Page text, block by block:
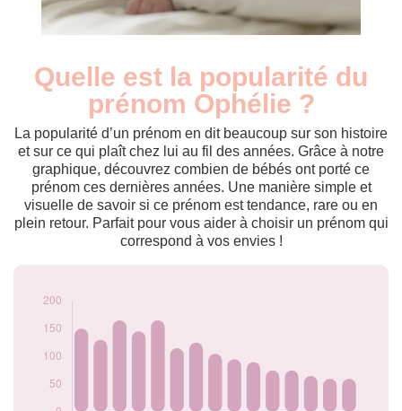
Quelle est la popularité du
prénom Ophélie ?
La popularité d’un prénom en dit beaucoup sur son histoire
et sur ce qui plaît chez lui au fil des années. Grâce à notre
graphique, découvrez combien de bébés ont porté ce
prénom ces dernières années. Une manière simple et
visuelle de savoir si ce prénom est tendance, rare ou en
plein retour. Parfait pour vous aider à choisir un prénom qui
correspond à vos envies !
Année
Nouveaux-
nés
2010
150
2011
130
2012
165
2013
145
2014
165
2015
115
2019
2020
75
60